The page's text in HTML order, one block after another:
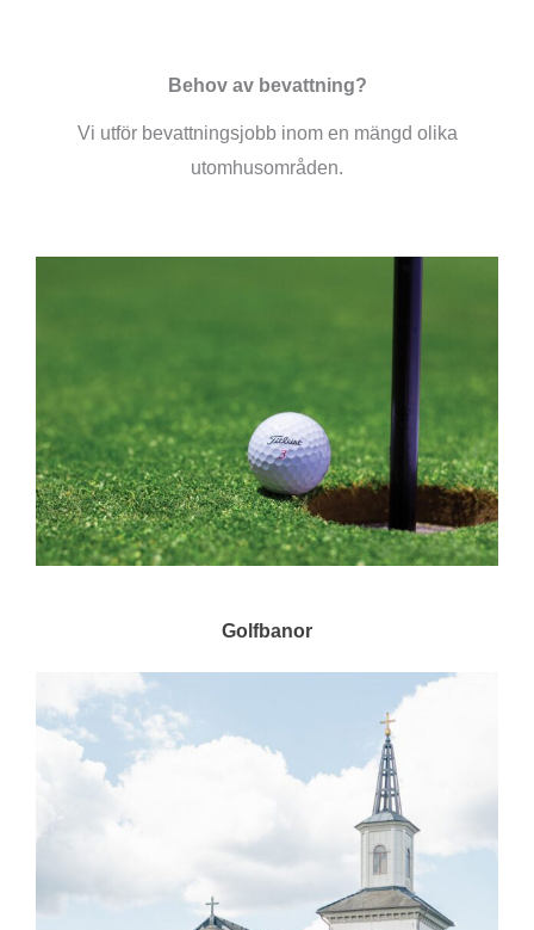
Behov av bevattning?
Vi utför bevattningsjobb inom en mängd olika
utomhusområden.
Golfbanor